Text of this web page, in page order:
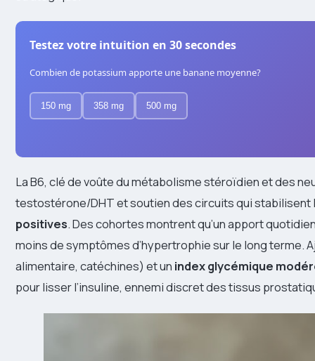
Testez votre intuition en 30 secondes
Combien de potassium apporte une banane moyenne?
150 mg 358 mg 500 mg
La B6, clé de voûte du métabolisme stéroïdien et des
testostérone/DHT et soutien des circuits qui stabilisent
positives. Des cohortes montrent qu’un apport
moins de symptômes d’hypertrophie sur le long terme.
alimentaire, catéchines) et un index glycémique
pour lisser l’insuline, ennemi discret des tissus